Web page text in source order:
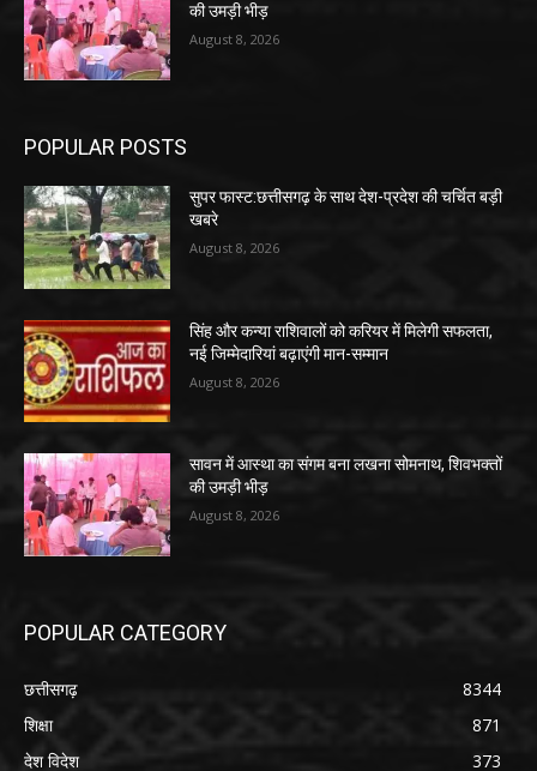
की उमड़ी भीड़
August 8, 2026
POPULAR POSTS
सुपर फास्ट:छत्तीसगढ़ के साथ देश-प्रदेश की चर्चित बड़ी
खबरे
August 8, 2026
सिंह और कन्या राशिवालों को करियर में मिलेगी सफलता,
नई जिम्मेदारियां बढ़ाएंगी मान-सम्मान
August 8, 2026
सावन में आस्था का संगम बना लखना सोमनाथ, शिवभक्तों
की उमड़ी भीड़
August 8, 2026
POPULAR CATEGORY
छत्तीसगढ़
8344
शिक्षा
871
देश विदेश
373